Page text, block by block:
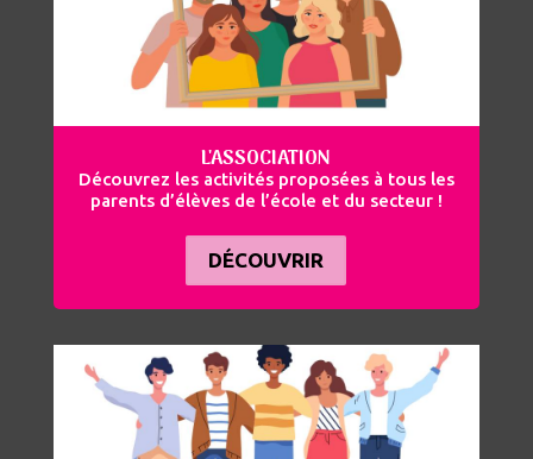
L'ASSOCIATION
Découvrez les activités proposées à tous les
parents d’élèves de l’école et du secteur !
DÉCOUVRIR